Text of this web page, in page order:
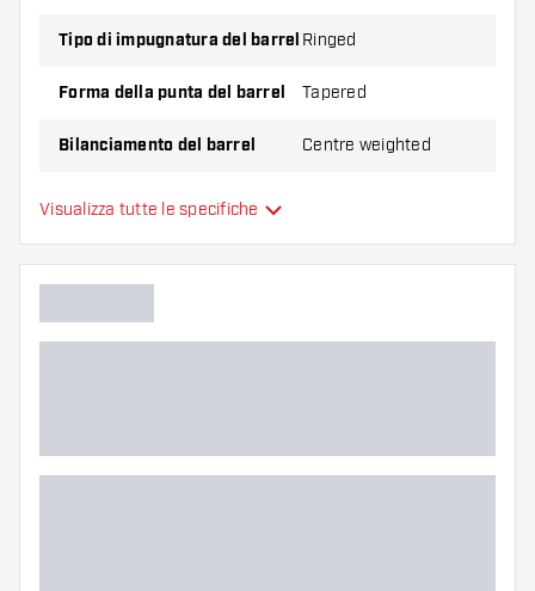
Tipo di impugnatura del barrel Ringed
Forma della punta del barrel Tapered
Bilanciamento del barrel Centre weighted
Materiale delle freccette
Impugnatura della punta del
Giocatore di freccette
Zona di presa del barrel
Visualizza tutte le specifiche